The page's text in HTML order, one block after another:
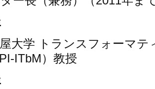
大学 トランスフォーマテ
ITbM）教授